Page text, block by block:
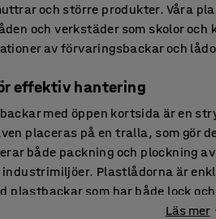
och större produkter. Våra
och verkstäder som skolor
av förvaringsbackar och
effektiv hantering
med öppen kortsida är en
placeras på en tralla, som gör
både packning och plockning
industrimiljöer. Plastlådorna är
plastbackar som har både lock
Läs mer